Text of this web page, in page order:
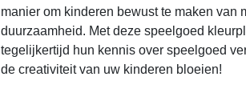
manier om kinderen bewust te maken
duurzaamheid. Met deze speelgoed
tegelijkertijd hun kennis over speelgoed
de creativiteit van uw kinderen bloeien!